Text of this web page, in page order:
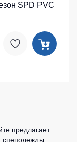
SPD PVC
предлагает